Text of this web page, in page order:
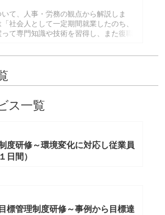
いて、人事・労務の観点から解説しま
社会人として一定期間就業したのち、
て専門知識や技術を習得し、また復職
ス一覧
度研修～環境変化に対応し従業員
日間）
標管理制度研修～事例から目標達